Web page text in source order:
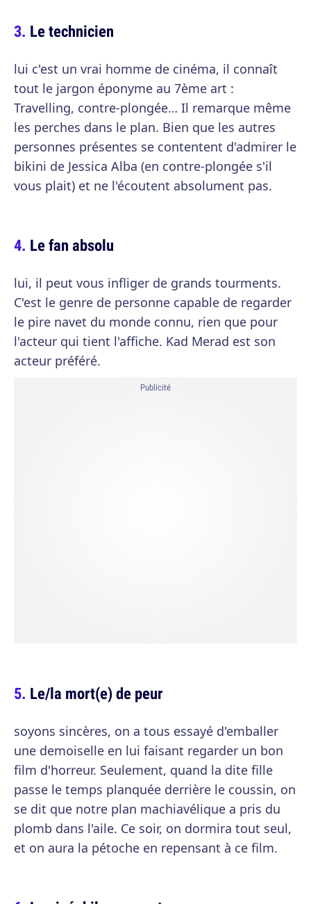
Le technicien
lui c'est un vrai homme de cinéma, il connaît
tout le jargon éponyme au 7ème art :
Travelling, contre-plongée… Il remarque même
les perches dans le plan. Bien que les autres
personnes présentes se contentent d'admirer le
bikini de Jessica Alba (en contre-plongée s'il
vous plait) et ne l'écoutent absolument pas.
Le fan absolu
lui, il peut vous infliger de grands tourments.
C'est le genre de personne capable de regarder
le pire navet du monde connu, rien que pour
l'acteur qui tient l'affiche. Kad Merad est son
acteur préféré.
Publicité
Le/la mort(e) de peur
soyons sincères, on a tous essayé d'emballer
une demoiselle en lui faisant regarder un bon
film d'horreur. Seulement, quand la dite fille
passe le temps planquée derrière le coussin, on
se dit que notre plan machiavélique a pris du
plomb dans l'aile. Ce soir, on dormira tout seul,
et on aura la pétoche en repensant à ce film.